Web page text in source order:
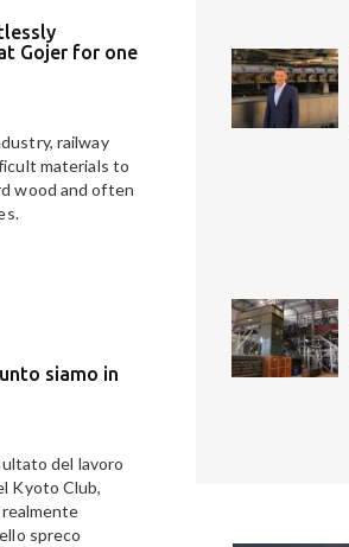
Gojer for one
railway
materials to
wood and often
siamo in
del lavoro
Kyoto Club,
spreco